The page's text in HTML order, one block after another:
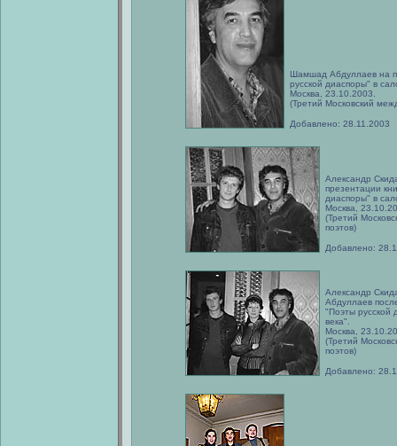
Шамшад Абдуллаев на
русской диаспоры" в
Москва, 23.10.2003.
(Третий Московский
Добавлено: 28.11.2003
Александр
презентации
диаспоры" в
Москва,
(Третий
поэтов)
Добавлено:
Александр
Абдуллаев
"Поэты русской
века".
Москва,
(Третий
поэтов)
Добавлено: